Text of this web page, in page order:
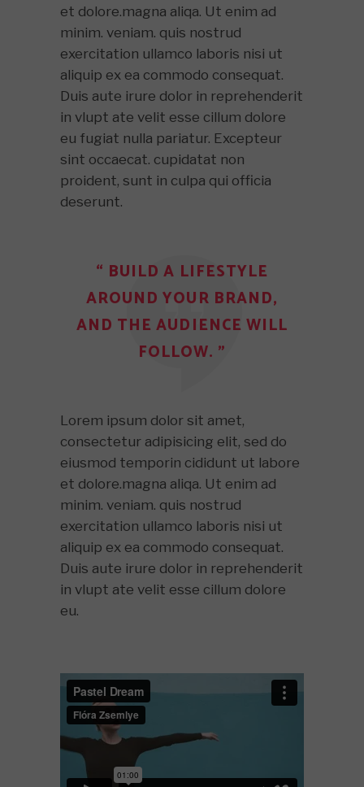
et dolore.magna aliqa. Ut enim ad
minim. veniam. quis nostrud
exercitation ullamco laboris nisi ut
aliquip ex ea commodo consequat.
Duis aute irure dolor in reprehenderit
in vlupt ate velit esse cillum dolore
eu fugiat nulla pariatur. Excepteur
sint occaecat. cupidatat non
proident, sunt in culpa qui officia
deserunt.
“ BUILD A LIFESTYLE
AROUND YOUR BRAND,
AND THE AUDIENCE WILL
FOLLOW. ”
Lorem ipsum dolor sit amet,
consectetur adipisicing elit, sed do
eiusmod temporin cididunt ut labore
et dolore.magna aliqa. Ut enim ad
minim. veniam. quis nostrud
exercitation ullamco laboris nisi ut
aliquip ex ea commodo consequat.
Duis aute irure dolor in reprehenderit
in vlupt ate velit esse cillum dolore
eu.